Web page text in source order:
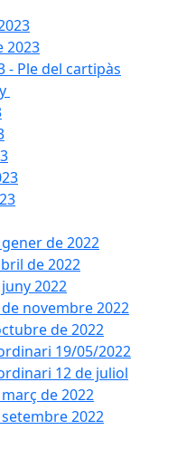
2023
- Ple del cartipàs
de 2022
de 2022
2022
de novembre 2022
de 2022
19/05/2022
12 de juliol
de 2022
2022